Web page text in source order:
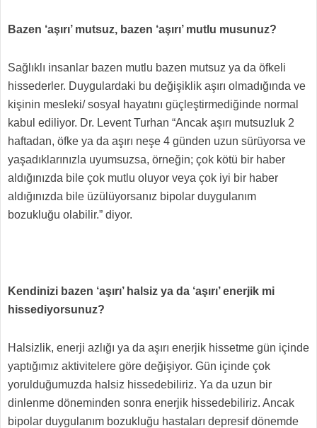
Bazen ‘aşırı’ mutsuz, bazen ‘aşırı’ mutlu musunuz?
Sağlıklı insanlar bazen mutlu bazen mutsuz ya da öfkeli
hissederler. Duygulardaki bu değişiklik aşırı olmadığında ve
kişinin mesleki/ sosyal hayatını güçleştirmediğinde normal
kabul ediliyor. Dr. Levent Turhan “Ancak aşırı mutsuzluk 2
haftadan, öfke ya da aşırı neşe 4 günden uzun sürüyorsa ve
yaşadıklarınızla uyumsuzsa, örneğin; çok kötü bir haber
aldığınızda bile çok mutlu oluyor veya çok iyi bir haber
aldığınızda bile üzülüyorsanız bipolar duygulanım
bozukluğu olabilir.” diyor.
Kendinizi bazen ‘aşırı’ halsiz ya da ‘aşırı’ enerjik mi
hissediyorsunuz?
Halsizlik, enerji azlığı ya da aşırı enerjik hissetme gün içinde
yaptığımız aktivitelere göre değişiyor. Gün içinde çok
yorulduğumuzda halsiz hissedebiliriz. Ya da uzun bir
dinlenme döneminden sonra enerjik hissedebiliriz. Ancak
bipolar duygulanım bozukluğu hastaları depresif dönemde